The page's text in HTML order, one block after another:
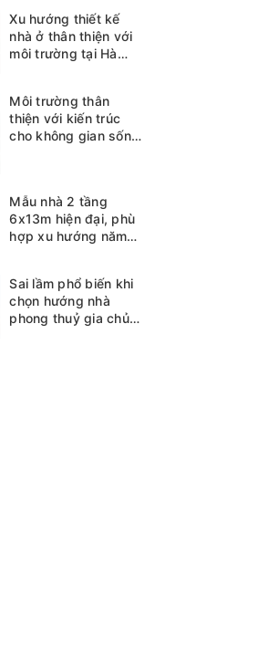
Xu hướng thiết kế
nhà ở thân thiện với
môi trường tại Hà
Môi trường thân
thiện với kiến trúc
cho không gian sống
Mẫu nhà 2 tầng
6x13m hiện đại, phù
hợp xu hướng năm
Sai lầm phổ biến khi
chọn hướng nhà
phong thuỷ gia chủ